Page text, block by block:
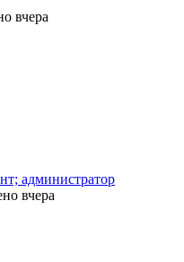
вчера
администратор
вчера